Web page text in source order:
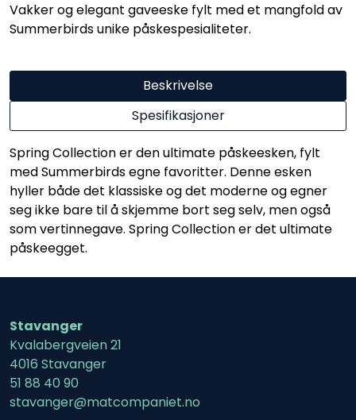
Vakker og elegant gaveeske fylt med et mangfold av
Summerbirds unike påskespesialiteter.
Beskrivelse
Spesifikasjoner
Spring Collection er den ultimate påskeesken, fylt
med Summerbirds egne favoritter. Denne esken
hyller både det klassiske og det moderne og egner
seg ikke bare til å skjemme bort seg selv, men også
som vertinnegave. Spring Collection er det ultimate
påskeegget.
Stavanger
Kvalabergveien 21
4016 Stavanger
51 88 40 90
stavanger@matcompaniet.no